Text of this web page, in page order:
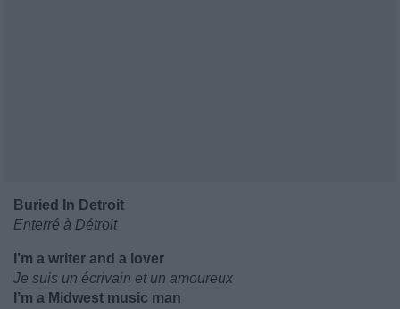
Buried In Detroit
Enterré à Détroit
I’m a writer and a lover
Je suis un écrivain et un amoureux
I’m a Midwest music man